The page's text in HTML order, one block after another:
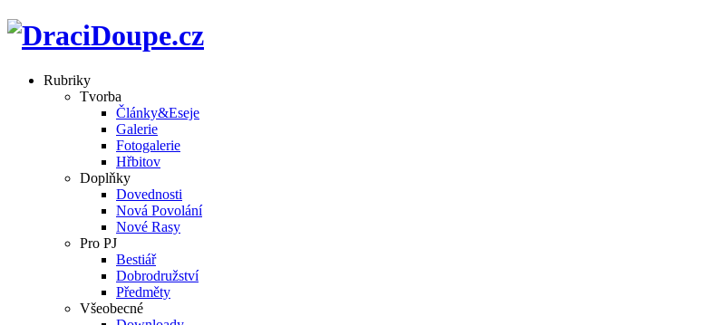
Rubriky
Tvorba
Články&Eseje
Galerie
Fotogalerie
Hřbitov
Doplňky
Dovednosti
Nová Povolání
Nové Rasy
Pro PJ
Bestiář
Dobrodružství
Předměty
Všeobecné